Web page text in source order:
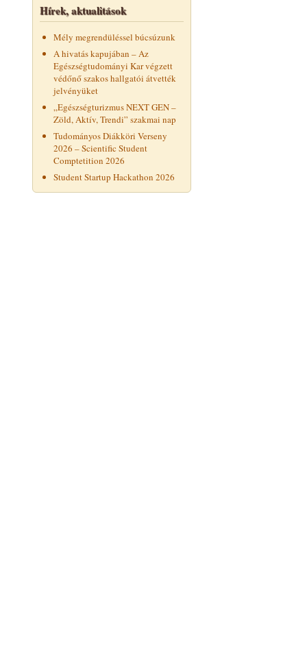
Hírek, aktualitások
Mély megrendüléssel búcsúzunk
A hivatás kapujában – Az
Egészségtudományi Kar végzett
védőnő szakos hallgatói átvették
jelvényüket
„Egészségturizmus NEXT GEN –
Zöld, Aktív, Trendi” szakmai nap
Tudományos Diákköri Verseny
2026 – Scientific Student
Comptetition 2026
Student Startup Hackathon 2026